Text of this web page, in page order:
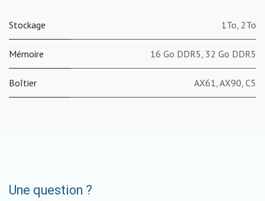
Stockage 1To 2To
Mémoire 16 Go DDR5 32 Go DDR5
Boîtier AX61 AX90 C5
Une question ?